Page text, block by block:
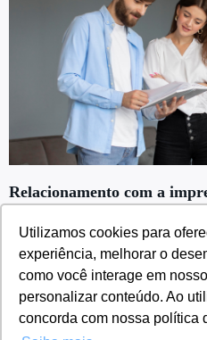
Utilizamos cookies para
experiência, melhorar o
como você interage em
personalizar conteúdo. Ao
concorda com nossa política
Relacionamento com a
reputação da sua empresa
Leia mais »